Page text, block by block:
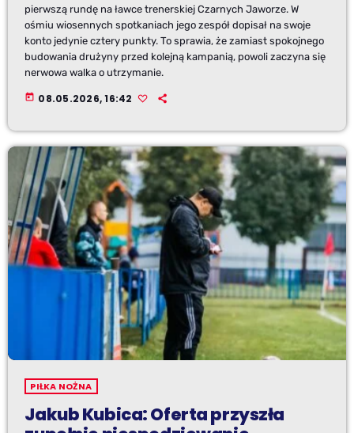
pierwszą rundę na ławce trenerskiej Czarnych Jaworze. W
ośmiu wiosennych spotkaniach jego zespół dopisał na swoje
konto jedynie cztery punkty. To sprawia, że zamiast spokojnego
budowania drużyny przed kolejną kampanią, powoli zaczyna się
nerwowa walka o utrzymanie.
today 08.05.2026, 16:42
PIŁKA NOŻNA
Jakub Kubica: Oferta przyszła